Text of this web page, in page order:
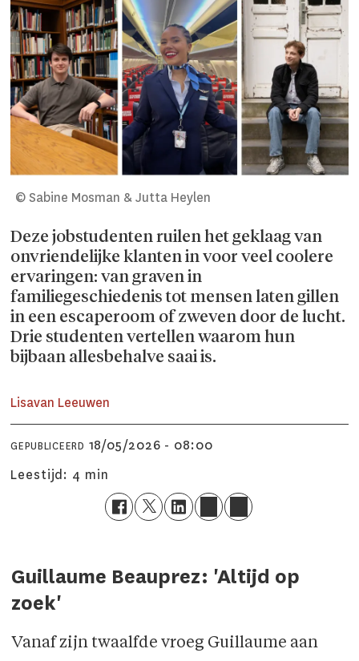
© Sabine Mosman & Jutta Heylen
Deze jobstudenten ruilen het geklaag van
onvriendelijke klanten in voor veel coolere
ervaringen: van graven in
familiegeschiedenis tot mensen laten gillen
in een escaperoom of zweven door de lucht.
Drie studenten vertellen waarom hun
bijbaan allesbehalve saai is.
Lisavan Leeuwen
GEPUBLICEERD
18/05/2026 - 08:00
Leestijd: 4 min
Guillaume Beauprez: 'Altijd op
zoek'
Vanaf zijn twaalfde vroeg Guillaume aan